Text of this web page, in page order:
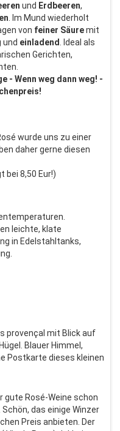
und Erdbeeren,
. Im Mund wiederholt
von feiner Säuremit
und einladend
. Ideal als
Gerichten,
- Wenn weg dann weg! -
wurde uns zu einer
daher gerne diesen
bei 8,50 Eur!)
leichte, klate
in Edelstahltanks,
provençal mit Blick auf
Blauer Himmel,
Postkarte dieses kleinen
gute Rosé-Weine schon
das einige Winzer
Preis anbieten. Der